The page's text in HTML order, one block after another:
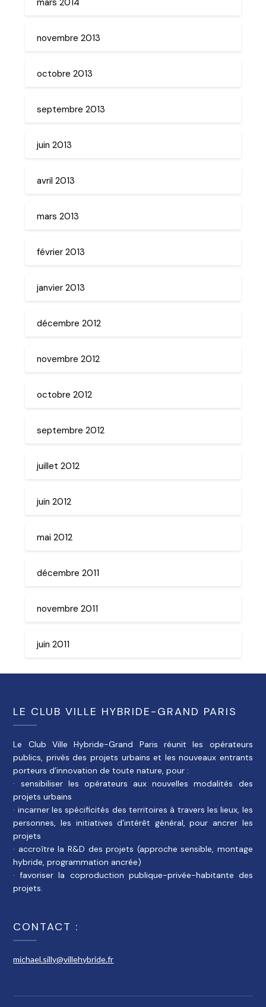
novembre 2013
octobre 2013
septembre 2013
juin 2013
avril 2013
mars 2013
février 2013
janvier 2013
décembre 2012
novembre 2012
octobre 2012
septembre 2012
juillet 2012
juin 2012
mai 2012
décembre 2011
novembre 2011
juin 2011
LE CLUB VILLE HYBRIDE-GRAND PARIS
Le Club Ville Hybride-Grand Paris réunit les opérateurs
publics, privés des projets urbains et les nouveaux entrants
porteurs d’innovation de toute nature, pour :
· sensibiliser les opérateurs aux nouvelles modalités des
projets urbains
· incarner les spécificités des territoires à travers les lieux, les
personnes, les initiatives d’intérêt général, pour ancrer les
projets
· accroître la R&D des projets (approche sensible, montage
hybride, programmation ancrée)
· favoriser la coproduction publique-privée-habitante des
projets.
CONTACT :
michael.silly@villehybride.fr